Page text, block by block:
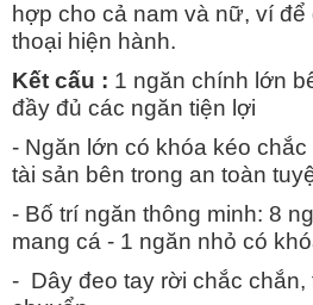
hợp cho cả nam và nữ, ví
thoại hiện hành.
Kết cấu : 1 ngăn chính lớn
đầy đủ các ngăn tiện lợi
- Ngăn lớn có khóa kéo
tài sản bên trong an toàn
- Bố trí ngăn thông minh: 8
mang cá - 1 ngăn nhỏ có
- Dây đeo tay rời chắc chắn,